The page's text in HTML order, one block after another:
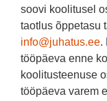
soovi koolitusel
taotlus õppetasu
info@juhatus.ee.
tööpäeva enne
koolitusteenuse
tööpäeva varem